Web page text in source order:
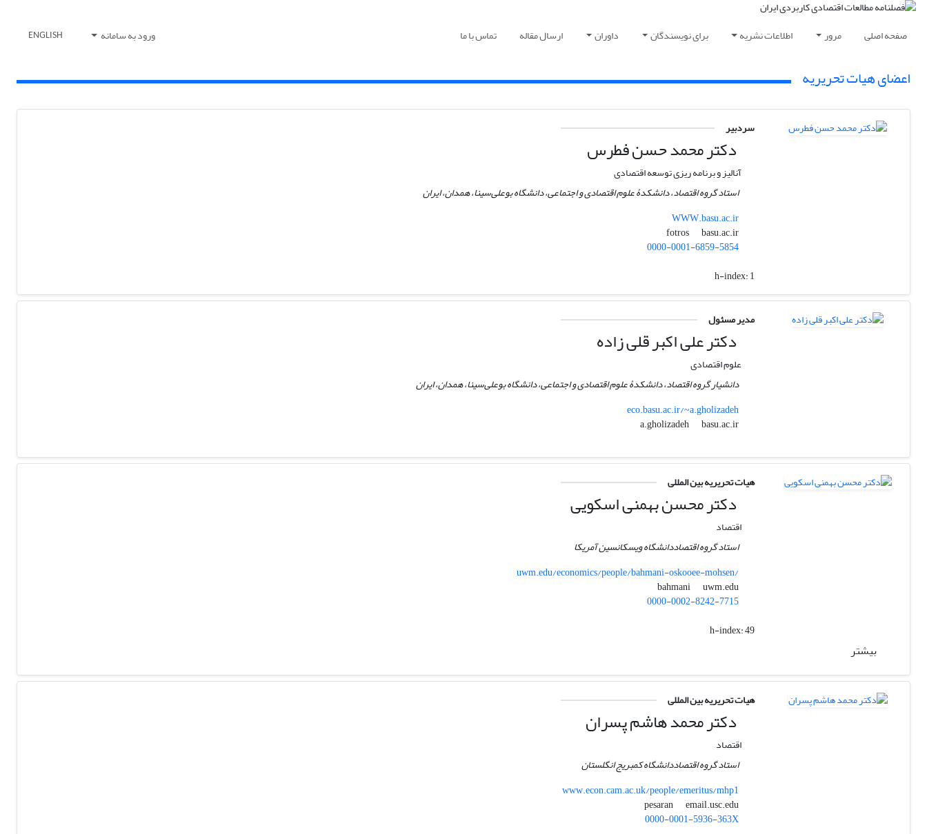
صفحه اصلی مرور اطلاعات نشریه برای نویسندگان داوران ارسال مقاله تماس با ما ورود به سامانه ENGLISH
اعضای هیات تحریریه
سردبیر
دکتر محمد حسن فطرس
آنالیز و برنامه ریزی توسعه اقتصادی
استاد گروه اقتصاد، دانشکدۀ علوم اقتصادی و اجتماعی، دانشگاه بوعلی‌سینا، همدان، ایران
WWW.basu.ac.ir
fotros
basu.ac.ir
0000-0001-6859-5854
h-index:1
مدیر مسئول
دکتر علی اکبر قلی زاده
علوم اقتصادی
دانشیار گروه اقتصاد، دانشکدۀ علوم اقتصادی و اجتماعی، دانشگاه بوعلی‌سینا، همدان، ایران
eco.basu.ac.ir/~a.gholizadeh
a.gholizadeh
basu.ac.ir
هیات تحریریه بین المللی
دکتر محسن بهمنی اسکویی
اقتصاد
استاد گروه اقتصاددانشگاه ویسکانسین آمریکا
uwm.edu/economics/people/bahmani-oskooee-mohsen/
bahmani
uwm.edu
0000-0002-8242-7715
h-index:49
بیشتر
هیات تحریریه بین المللی
دکتر محمد هاشم پسران
اقتصاد
استاد گروه اقتصاددانشگاه کمبریج انگلستان
www.econ.cam.ac.uk/people/emeritus/mhp1
pesaran
email.usc.edu
0000-0001-5936-363X